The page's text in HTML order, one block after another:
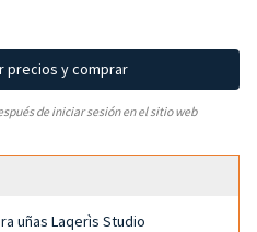
precios y comprar
de iniciar sesión en el sitio web
uñas Laqerìs Studio